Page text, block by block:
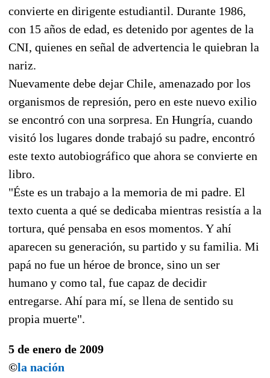
convierte en dirigente estudiantil. Durante 1986,
con 15 años de edad, es detenido por agentes de la
CNI, quienes en señal de advertencia le quiebran la
nariz.
Nuevamente debe dejar Chile, amenazado por los
organismos de represión, pero en este nuevo exilio
se encontró con una sorpresa. En Hungría, cuando
visitó los lugares donde trabajó su padre, encontró
este texto autobiográfico que ahora se convierte en
libro.
"Éste es un trabajo a la memoria de mi padre. El
texto cuenta a qué se dedicaba mientras resistía a la
tortura, qué pensaba en esos momentos. Y ahí
aparecen su generación, su partido y su familia. Mi
papá no fue un héroe de bronce, sino un ser
humano y como tal, fue capaz de decidir
entregarse. Ahí para mí, se llena de sentido su
propia muerte".
5 de enero de 2009
©la nación